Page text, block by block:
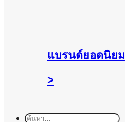
แบรนด์ยอดนิยม
>
ค้นหา: